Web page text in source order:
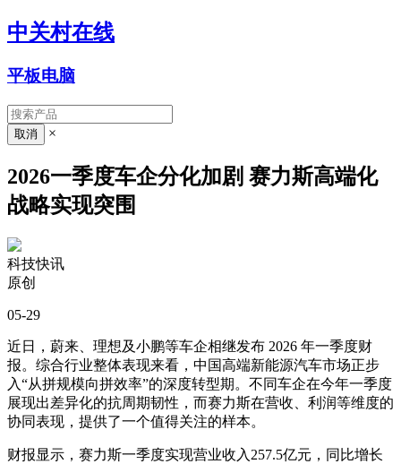
中关村在线
平板电脑
×
2026一季度车企分化加剧 赛力斯高端化
战略实现突围
科技快讯
原创
05-29
近日，蔚来、理想及小鹏等车企相继发布 2026 年一季度财
报。综合行业整体表现来看，中国高端新能源汽车市场正步
入“从拼规模向拼效率”的深度转型期。不同车企在今年一季度
展现出差异化的抗周期韧性，而赛力斯在营收、利润等维度的
协同表现，提供了一个值得关注的样本。
财报显示，赛力斯一季度实现营业收入257.5亿元，同比增长